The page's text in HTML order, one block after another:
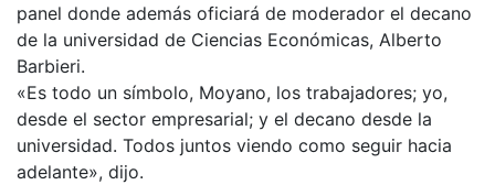
panel donde además oficiará de moderador el decano
de la universidad de Ciencias Económicas, Alberto
Barbieri.
«Es todo un símbolo, Moyano, los trabajadores; yo,
desde el sector empresarial; y el decano desde la
universidad. Todos juntos viendo como seguir hacia
adelante», dijo.